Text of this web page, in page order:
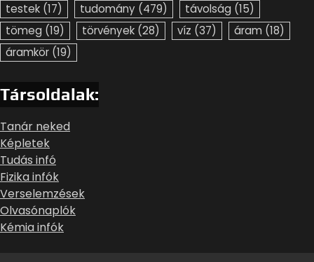
testek (17) tudomány (479) távolság (15)
tömeg (19) törvények (28) víz (37) áram (18)
áramkör (19)
Társoldalak:
Tanár neked
Képletek
Tudás infó
Fizika infók
Verselemzések
Olvasónaplók
Kémia infók